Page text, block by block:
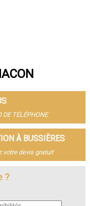
DE TÉLÉPHONE
À BUSSIÈRES
votre devis gratuit
?